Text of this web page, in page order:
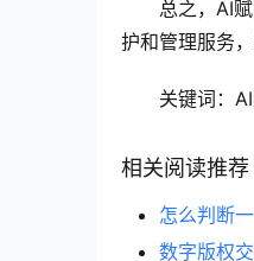
总之，AI
护和管理服务
关键词：
相关阅读推荐
怎么判断
数字版权